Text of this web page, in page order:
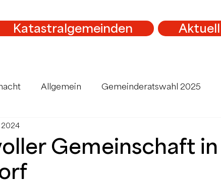
Katastralgemeinden Aktuell
Allgemein Gemeinderatswahl 2025
Gemeinschaft in
2024